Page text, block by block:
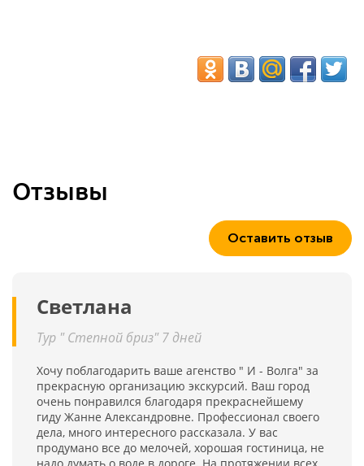
Отзывы
Оставить отзыв
Светлана
Тур " Степной бриз" 7 дней
Хочу поблагодарить ваше агенство " И - Волга" за
прекрасную организацию экскурсий. Ваш город
очень понравился благодаря прекраснейшему
гиду Жанне Александровне. Профессионал своего
дела, много интересного рассказала. У вас
продумано все до мелочей, хорошая гостиница, не